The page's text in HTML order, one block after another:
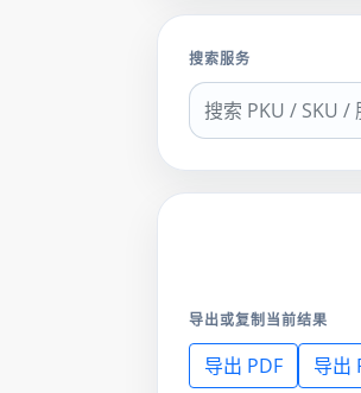
搜索服务
导出或复制当前结果
导出 PDF 导出